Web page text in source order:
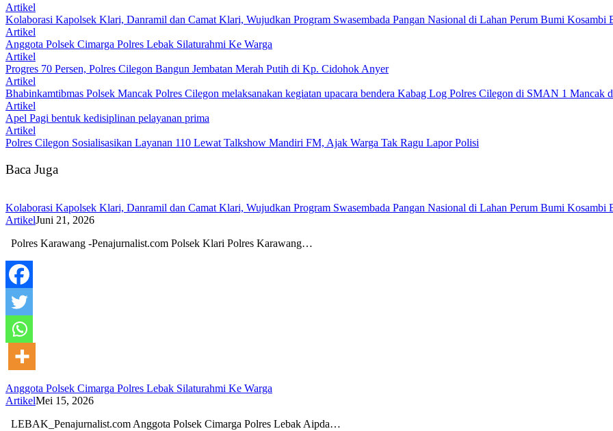
Artikel
Kolaborasi Kapolsek Klari, Danramil dan Camat Klari, Wujudkan Program Swasembada Pangan Nasional di Lahan Perum Bumi Kosambi
Artikel
Anggota Polsek Cimarga Polres Lebak Silaturahmi Ke Warga
Artikel
Progres 70 Persen, Polres Cilegon Bangun Jembatan Merah Putih di Kp. Cidohok Anyer
Artikel
Bhabinkamtibmas Polsek Mancak Polres Cilegon melaksanakan kegiatan upacara bendera Kabag Log Polres Cilegon di SMAN 1
Artikel
Apel Pagi bentuk kedisiplinan pelayanan prima
Artikel
Polres Cilegon Sosialisasikan Layanan 110 Lewat Talkshow Mandiri FM, Ajak Warga Tak Ragu Lapor Polisi
Baca Juga
Kolaborasi Kapolsek Klari, Danramil dan Camat Klari, Wujudkan Program Swasembada Pangan Nasional di Lahan Perum Bumi Kosambi
ArtikelJuni 21, 2026
‎Polres Karawang -Penajurnalist.com Polsek Klari Polres Karawang…
Anggota Polsek Cimarga Polres Lebak Silaturahmi Ke Warga
ArtikelMei 15, 2026
LEBAK_Penajurnalist.com Anggota Polsek Cimarga Polres Lebak Aipda…